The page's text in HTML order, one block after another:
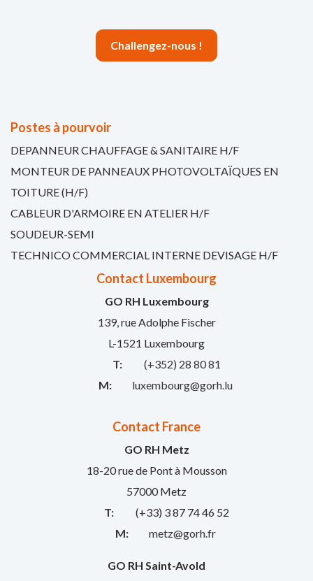
Challengez-nous !
Postes à pourvoir
DEPANNEUR CHAUFFAGE & SANITAIRE H/F
MONTEUR DE PANNEAUX PHOTOVOLTAÏQUES EN
TOITURE (H/F)
CABLEUR D'ARMOIRE EN ATELIER H/F
SOUDEUR-SEMI
TECHNICO COMMERCIAL INTERNE DEVISAGE H/F
Contact Luxembourg
GO RH Luxembourg
139, rue Adolphe Fischer
L-1521 Luxembourg
T:
(+352) 28 80 81
M:
luxembourg@gorh.lu
Contact France
GO RH Metz
18-20 rue de Pont à Mousson
57000 Metz
T:
(+33) 3 87 74 46 52
M:
metz@gorh.fr
GO RH Saint-Avold